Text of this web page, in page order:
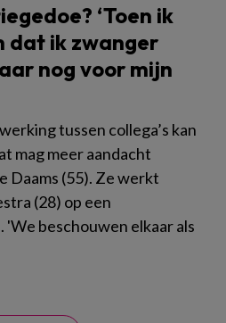
‘Toen ik
dat ik zwanger
nog voor mijn
tussen collega’s kan
mag meer aandacht
Daams (55). Ze werkt
(28) op een
beschouwen elkaar als